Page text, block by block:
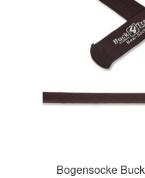
Bogensocke